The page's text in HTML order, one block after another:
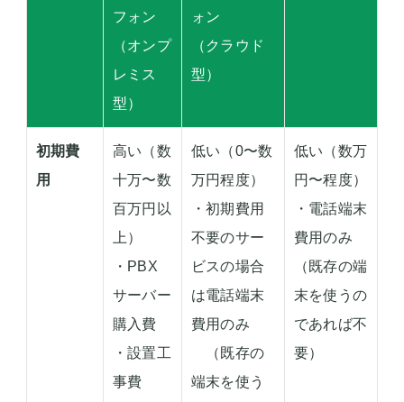
フォン
（オンプ
レミス
型）
ォン
（クラウド
型）
初期費
用
高い（数
十万〜数
百万円以
上）
・PBX
サーバー
購入費
・設置工
事費
低い（0〜数
万円程度）
・初期費用
不要のサー
ビスの場合
は電話端末
費用のみ
（既存の
端末を使う
低い（数万
円〜程度）
・電話端末
費用のみ
（既存の端
末を使うの
であれば不
要）